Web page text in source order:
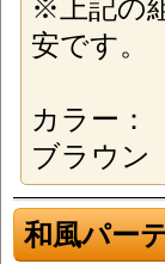
※上記の
安です。
カラー：
ブラウン
和風パー